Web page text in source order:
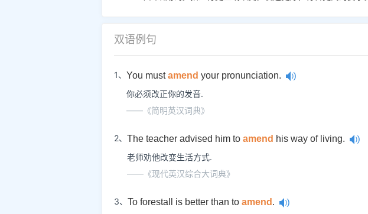
双语例句
1、 You mustamend your pronunciation.
你必须改正你的发音.
——《简明英汉词典》
2、 The teacher advised him to amend his way of living.
老师劝他改变生活方式.
——《现代英汉综合大词典》
3、 To forestall is better than to amend .